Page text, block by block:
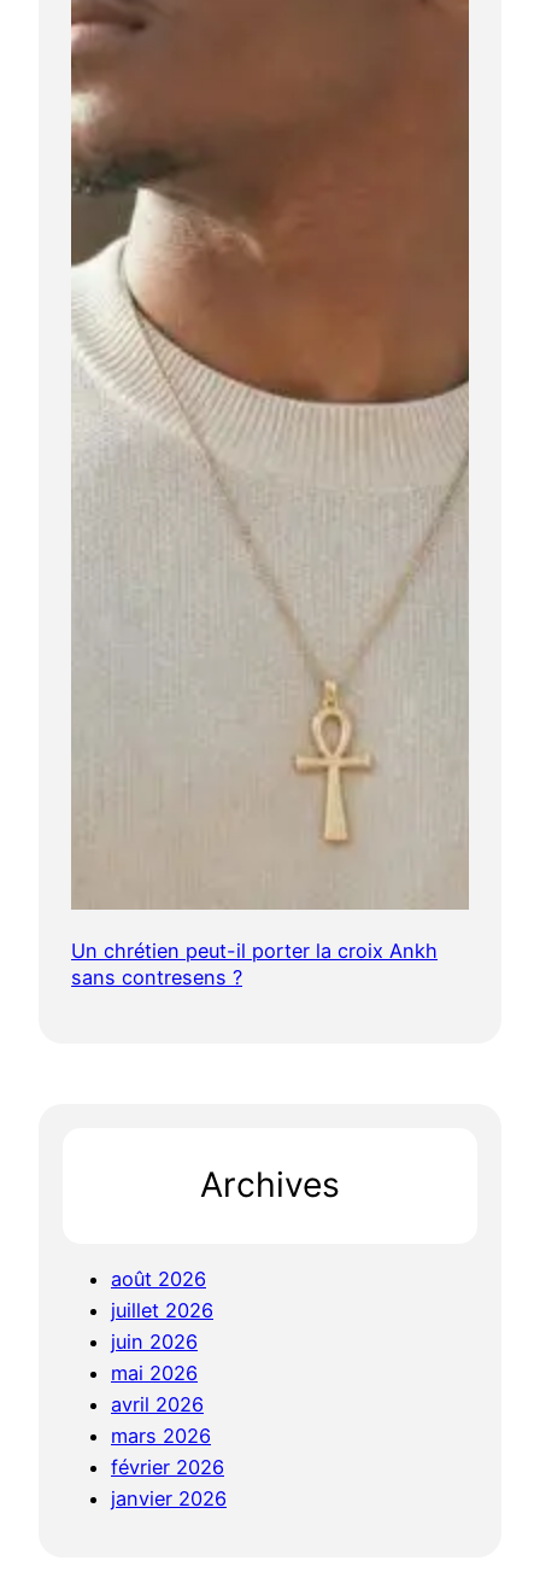
Un chrétien peut-il porter la croix Ankh
sans contresens ?
Archives
août 2026
juillet 2026
juin 2026
mai 2026
avril 2026
mars 2026
février 2026
janvier 2026